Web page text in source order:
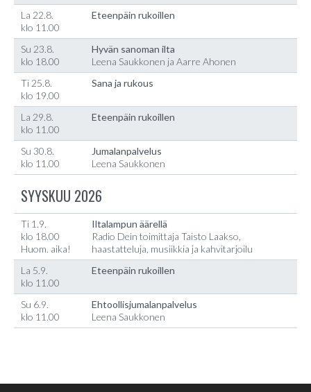
La 22.8.
klo 11.00
Eteenpäin rukoillen
Su 23.8.
klo 18.00
Hyvän sanoman ilta
Leena Saukkonen ja Aarre Ahonen
Ti 25.8.
klo 19.00
Sana ja rukous
La 29.8.
klo 11.00
Eteenpäin rukoillen
Su 30.8.
klo 11.00
Jumalanpalvelus
Leena Saukkonen
SYYSKUU 2026
Ti 1.9.
klo 18.00
Huom. aika!
Iltalampun äärellä
Radio Dein toimittaja Taisto Laakso,
haastatteluja, musiikkia ja kahvitarjoilu
La 5.9.
klo 11.00
Eteenpäin rukoillen
Su 6.9.
klo 11.00
Ehtoollisjumalanpalvelus
Leena Saukkonen